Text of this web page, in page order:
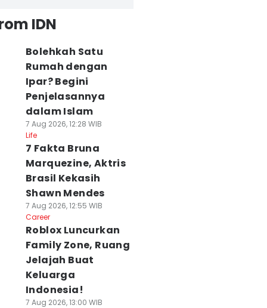
IDN
Bolehkah Satu
Rumah dengan
Ipar? Begini
Penjelasannya
dalam Islam
7 Aug 2026, 12:28 WIB
Life
7 Fakta Bruna
Marquezine, Aktris
Brasil Kekasih
Shawn Mendes
7 Aug 2026, 12:55 WIB
Career
Roblox Luncurkan
Family Zone, Ruang
Jelajah Buat
Keluarga
Indonesia!
7 Aug 2026, 13:00 WIB